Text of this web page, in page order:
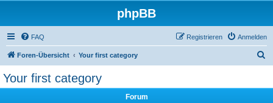
phpBB
FAQ Anmelden
Registrieren
Foren-Übersicht Your first category
Your first category
Forum